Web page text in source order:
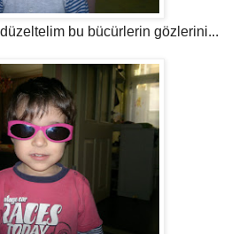
bu bücürlerin gözlerini...